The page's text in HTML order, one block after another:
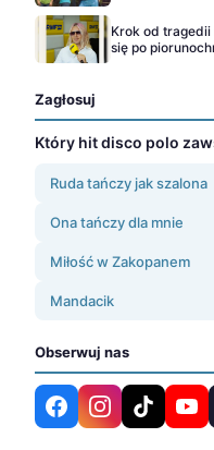
Krok od tragedii
się po
Zagłosuj
Który hit disco polo
Ruda tańczy jak szalona
Ona tańczy dla mnie
Miłość w Zakopanem
Mandacik
Obserwuj nas